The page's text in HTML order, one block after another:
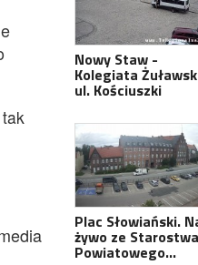
Nowy Staw -
Kolegiata
ul. Kościuszki
Plac Słowiański.
żywo ze Starostwa
Powiatowego…